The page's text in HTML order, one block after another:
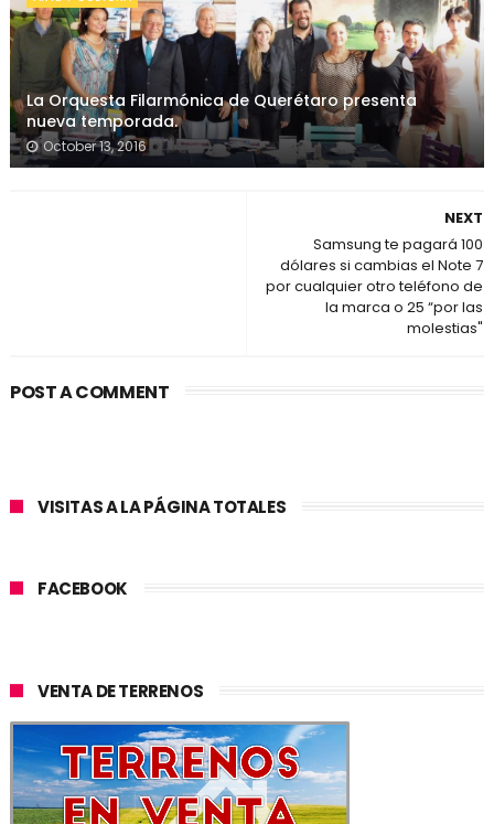
La Orquesta Filarmónica de Querétaro presenta
nueva temporada.
October 13, 2016
NEXT
Samsung te pagará 100
dólares si cambias el Note 7
por cualquier otro teléfono de
la marca o 25 “por las
molestias"
POST A COMMENT
VISITAS A LA PÁGINA TOTALES
FACEBOOK
VENTA DE TERRENOS